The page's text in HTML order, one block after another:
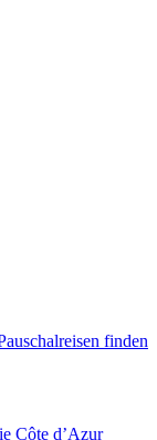
finden
Côte d’Azur